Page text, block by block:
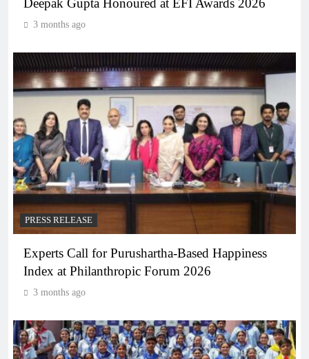
Deepak Gupta Honoured at EFI Awards 2026
3 months ago
PRESS RELEASE
Experts Call for Purushartha-Based Happiness
Index at Philanthropic Forum 2026
3 months ago